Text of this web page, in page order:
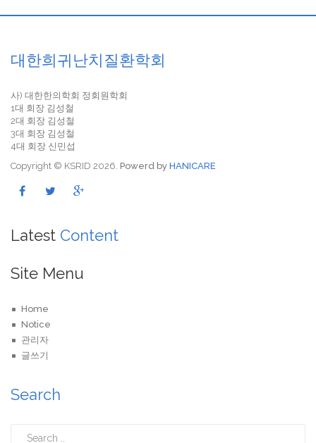
대한희귀난치질환학회
사) 대한한의학회 정회원학회
1대 회장 김성철
2대 회장 김성철
3대 회장 김성철
4대 회장 신민섭
Copyright © KSRID 2026. Powerd by HANICARE
Latest Content
Site Menu
Home
Notice
관리자
글쓰기
Search